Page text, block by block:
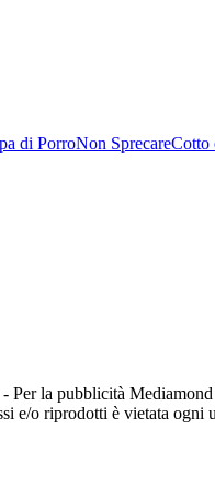
di PorroNon SprecareCotto
la pubblicità
e/o riprodotti è vietata